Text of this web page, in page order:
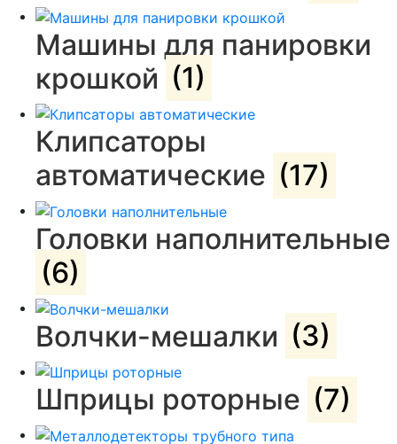
Машины для панировки
крошкой (1)
Клипсаторы
автоматические (17)
Головки наполнительные
(6)
Волчки-мешалки (3)
Шприцы роторные (7)